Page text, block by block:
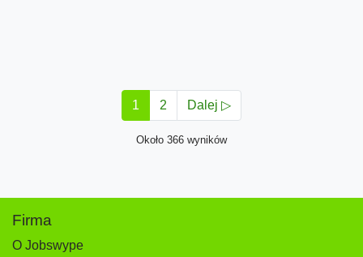
1 2 Dalej ▷
Około 366 wyników
Firma
O Jobswype